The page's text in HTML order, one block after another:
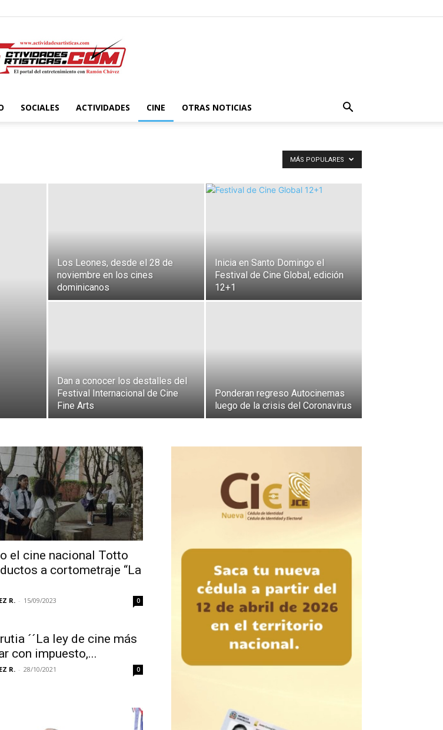
Actividadesartisticas.com
SOCIALES ACTIVIDADES CINE OTRAS NOTICIAS
MÁS POPULARES
Los Leones, desde el 28 de
noviembre en los cines
dominicanos
Inicia en Santo Domingo el
Festival de Cine Global, edición
12+1
Dan a conocer los destalles del
Festival Internacional de Cine
Fine Arts
Ponderan regreso Autocinemas
luego de la crisis del Coronavirus
el cine nacional Totto
a cortometraje “La
R. - 15/09/2023 0
´´La ley de cine más
con impuesto,...
R. - 28/10/2021 0